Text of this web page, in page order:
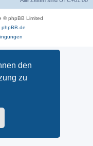
den
zu
© phpBB Limited
phpBB.de